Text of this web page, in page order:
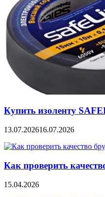
Купить изоленту
13.07.202616.07.2026
Как проверить
15.04.2026